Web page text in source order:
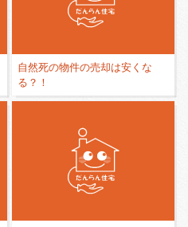
自然死の物件の売却は安くな
る？！